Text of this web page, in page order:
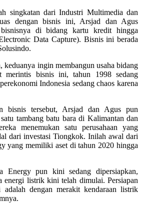
singkatan dari Industri Multimedia dan
dengan bisnis ini, Arsjad dan Agus
bisnisnya di bidang kartu kredit hingga
Data Capture). Bisnis ini berada
keduanya ingin membangun usaha bidang
merintis bisnis ini, tahun 1998 sedang
Indonesia sedang chaos karena
bisnis tersebut, Arsjad dan Agus pun
tambang batu bara di Kalimantan dan
menemukan satu perusahaan yang
dari investasi Tiongkok. Inilah awal dari
yang memiliki aset di tahun 2020 hingga
Energy pun kini sedang dipersiapkan,
energi listrik kini telah dimulai. Persiapan
dengan merakit kendaraan listrik